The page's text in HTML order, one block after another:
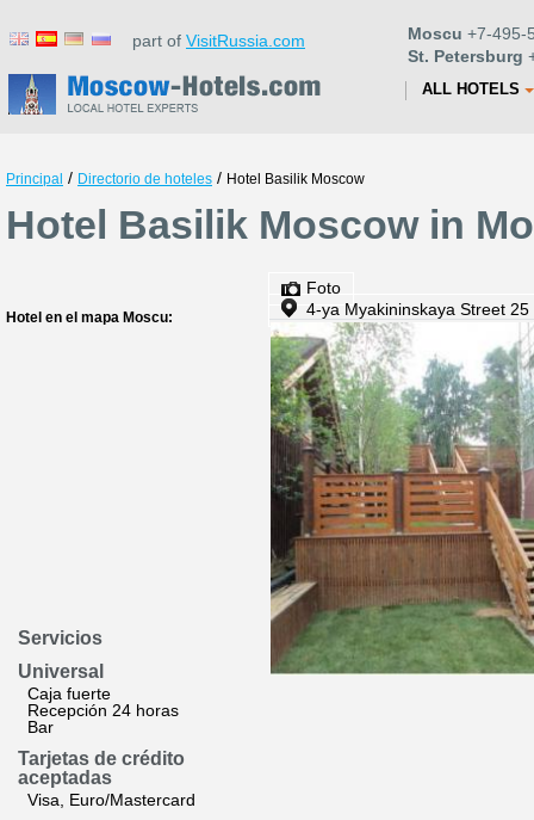
part of VisitRussia.com Moscu +7-495-
St. Petersburg
ALL HOTELS
Principal / Directorio de hoteles / Hotel Basilik Moscow
Hotel Basilik Moscow in
Hotel en el mapa Moscu:
Servicios
Universal
Caja fuerte
Recepción 24 horas
Bar
Tarjetas de crédito
aceptadas
Visa, Euro/Mastercard
Foto
4-ya Myakininskaya Street 25